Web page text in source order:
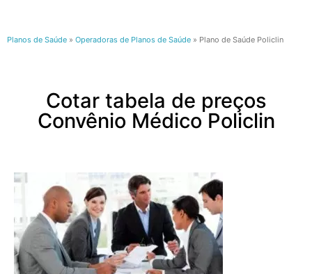
Planos de Saúde » Operadoras de Planos de Saúde » Plano de Saúde Policlin
Cotar tabela de preços
Convênio Médico Policlin